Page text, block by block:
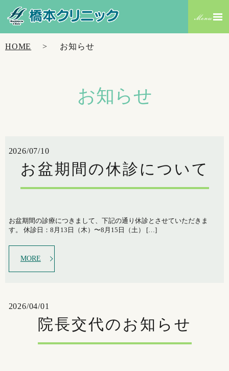
HOME お知らせ
お知らせ
2026/07/10
お盆期間の休診について
お盆期間の診療につきまして、下記の通り休診とさせていただきま
す。 休診日：8月13日（木）〜8月15日（土） […]
MORE
2026/04/01
院長交代のお知らせ